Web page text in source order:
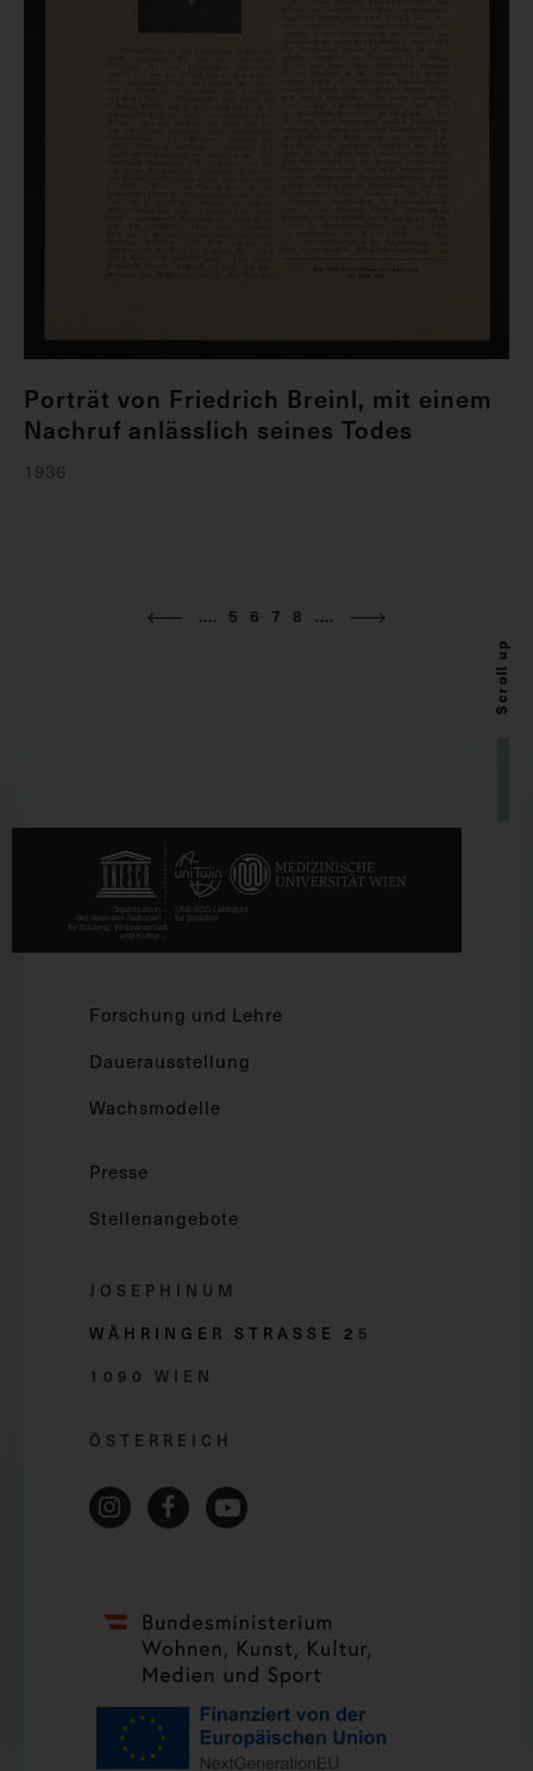
Porträt von Friedrich Breinl, mit einem
Nachruf anlässlich seines Todes
1936
.... 5 6 7 8 ....
Scroll up
Forschung und Lehre
Dauerausstellung
Wachsmodelle
Presse
Stellenangebote
JOSEPHINUM
WÄHRINGER STRASSE 2 5
1090 WIEN
ÖSTERREICH